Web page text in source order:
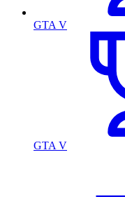
GTA V
GTA V